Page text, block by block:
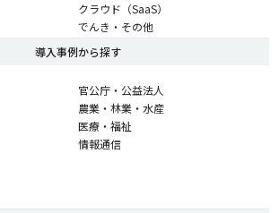
クラウド（SaaS）
でんき・その他
導入事例から探す
官公庁・公益法人
農業・林業・水産
医療・福祉
情報通信